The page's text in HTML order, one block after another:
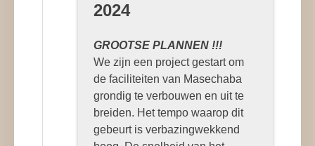
2024
GROOTSE PLANNEN !!!
We zijn een project gestart om
de faciliteiten van Masechaba
grondig te verbouwen en uit te
breiden. Het tempo waarop dit
gebeurt is verbazingwekkend